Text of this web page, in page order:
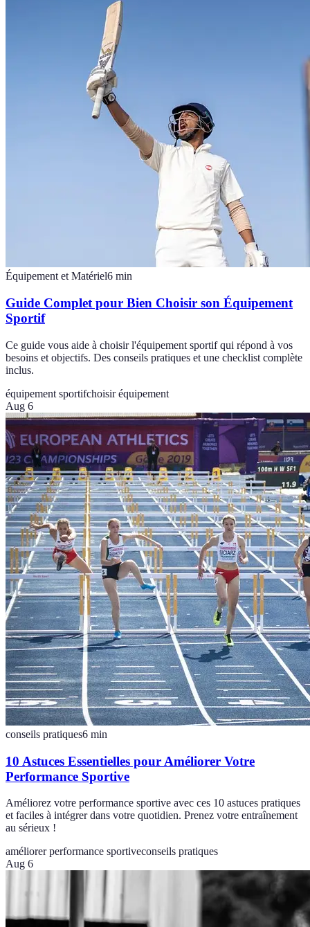
Équipement et Matériel6 min
Guide Complet pour Bien Choisir son Équipement
Sportif
Ce guide vous aide à choisir l'équipement sportif qui répond à vos
besoins et objectifs. Des conseils pratiques et une checklist complète
inclus.
équipement sportifchoisir équipement
Aug 6
conseils pratiques6 min
10 Astuces Essentielles pour Améliorer Votre
Performance Sportive
Améliorez votre performance sportive avec ces 10 astuces pratiques
et faciles à intégrer dans votre quotidien. Prenez votre entraînement
au sérieux !
améliorer performance sportiveconseils pratiques
Aug 6